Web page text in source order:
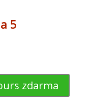
5
zdarma